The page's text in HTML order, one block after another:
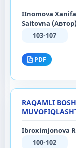
IInomova
Saitovna
103-107
PDF
RAQAMLI
Ibroximjonova
100-102